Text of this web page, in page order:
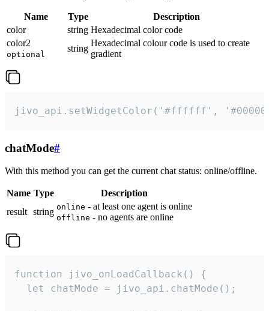
Name Type
Description
color
string Hexadecimal color code
color2
optional
string
Hexadecimal colour code is used to create
gradient
jivo_api.setWidgetColor('#ffffff',
chatMode#
With this method you can get the current chat status: online/offline.
Name Type
Description
result string online - at least one agent is online
offline - no agents are online
function jivo_onLoadCallback() {
  let chatMode = jivo_api.chatMode();